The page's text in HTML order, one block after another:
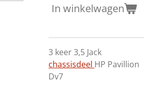
In winkelwagen
3 keer 3,5 Jack
chassisdeel HP Pavillion
Dv7